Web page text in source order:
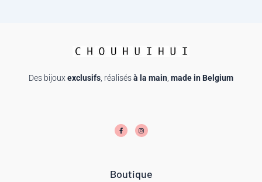
Des bijoux exclusifs , réalisésà la main made in Belgium
c
e
b
s
t
a
Boutique